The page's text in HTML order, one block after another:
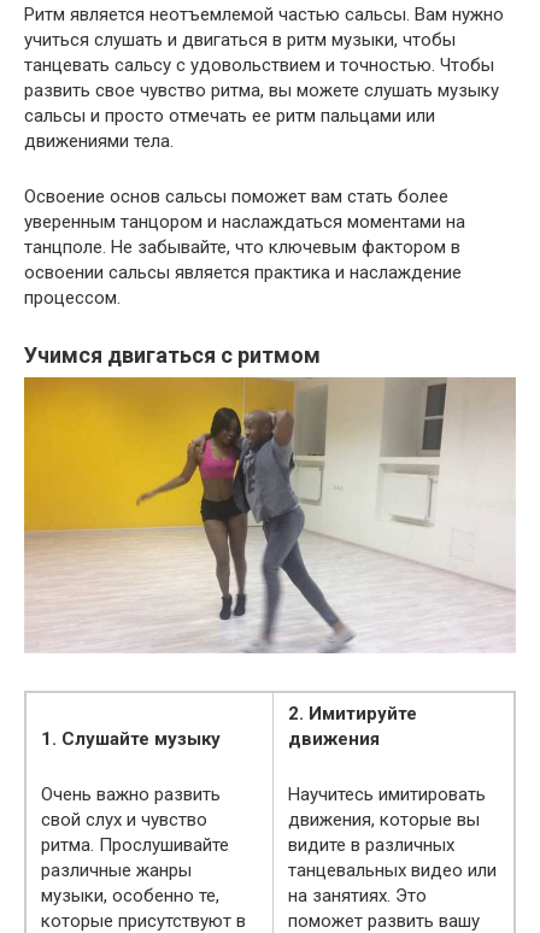
Ритм является неотъемлемой частью сальсы. Вам нужно
учиться слушать и двигаться в ритм музыки, чтобы
танцевать сальсу с удовольствием и точностью. Чтобы
развить свое чувство ритма, вы можете слушать музыку
сальсы и просто отмечать ее ритм пальцами или
движениями тела.
Освоение основ сальсы поможет вам стать более
уверенным танцором и наслаждаться моментами на
танцполе. Не забывайте, что ключевым фактором в
освоении сальсы является практика и наслаждение
процессом.
Учимся двигаться с ритмом
1. Слушайте музыку
Очень важно развить
свой слух и чувство
ритма. Прослушивайте
различные жанры
музыки, особенно те,
которые присутствуют в
2. Имитируйте
движения
Научитесь имитировать
движения, которые вы
видите в различных
танцевальных видео или
на занятиях. Это
поможет развить вашу